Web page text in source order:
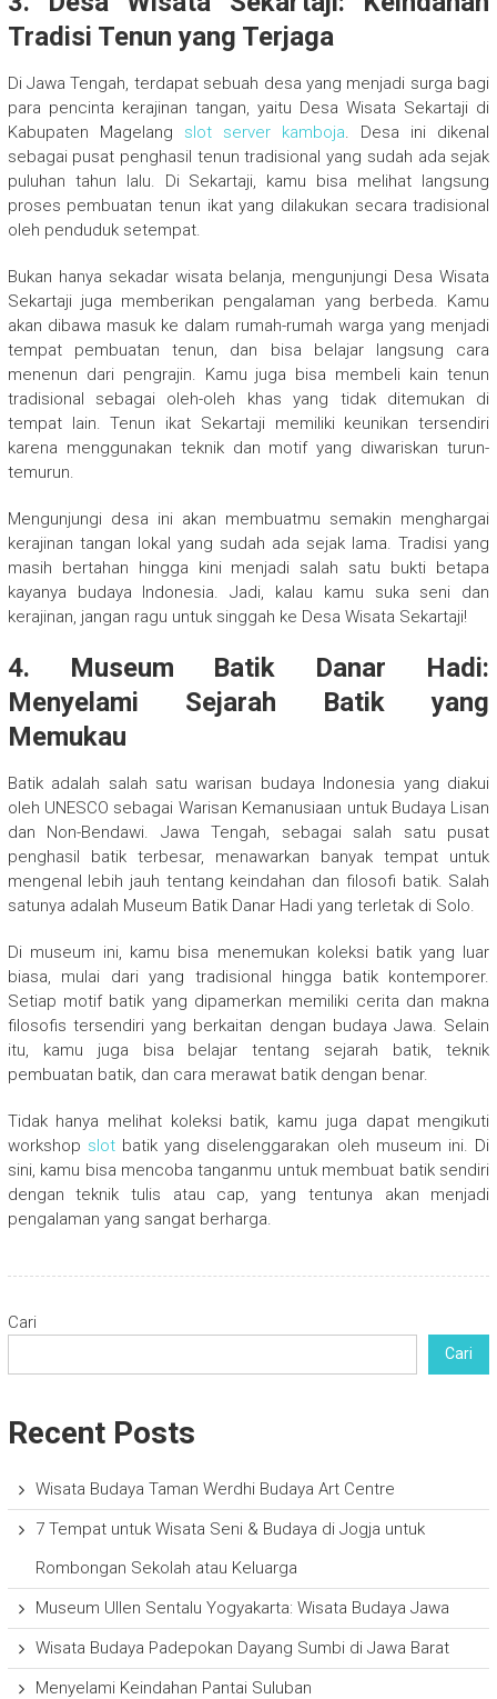
Tradisi Tenun yang Terjaga
Di Jawa Tengah, terdapat sebuah desa yang menjadi surga bagi
para pencinta kerajinan tangan, yaitu Desa Wisata Sekartaji di
Kabupaten Magelang slot server kamboja. Desa ini dikenal
sebagai pusat penghasil tenun tradisional yang sudah ada sejak
puluhan tahun lalu. Di Sekartaji, kamu bisa melihat langsung
proses pembuatan tenun ikat yang dilakukan secara tradisional
oleh penduduk setempat.
Bukan hanya sekadar wisata belanja, mengunjungi Desa Wisata
Sekartaji juga memberikan pengalaman yang berbeda. Kamu
akan dibawa masuk ke dalam rumah-rumah warga yang menjadi
tempat pembuatan tenun, dan bisa belajar langsung cara
menenun dari pengrajin. Kamu juga bisa membeli kain tenun
tradisional sebagai oleh-oleh khas yang tidak ditemukan di
tempat lain. Tenun ikat Sekartaji memiliki keunikan tersendiri
karena menggunakan teknik dan motif yang diwariskan turun-
temurun.
Mengunjungi desa ini akan membuatmu semakin menghargai
kerajinan tangan lokal yang sudah ada sejak lama. Tradisi yang
masih bertahan hingga kini menjadi salah satu bukti betapa
kayanya budaya Indonesia. Jadi, kalau kamu suka seni dan
kerajinan, jangan ragu untuk singgah ke Desa Wisata Sekartaji!
4. Museum Batik Danar Hadi:
Menyelami Sejarah Batik yang
Memukau
Batik adalah salah satu warisan budaya Indonesia yang diakui
oleh UNESCO sebagai Warisan Kemanusiaan untuk Budaya Lisan
dan Non-Bendawi. Jawa Tengah, sebagai salah satu pusat
penghasil batik terbesar, menawarkan banyak tempat untuk
mengenal lebih jauh tentang keindahan dan filosofi batik. Salah
satunya adalah Museum Batik Danar Hadi yang terletak di Solo.
Di museum ini, kamu bisa menemukan koleksi batik yang luar
biasa, mulai dari yang tradisional hingga batik kontemporer.
Setiap motif batik yang dipamerkan memiliki cerita dan makna
filosofis tersendiri yang berkaitan dengan budaya Jawa. Selain
itu, kamu juga bisa belajar tentang sejarah batik, teknik
pembuatan batik, dan cara merawat batik dengan benar.
Tidak hanya melihat koleksi batik, kamu juga dapat mengikuti
workshop slotbatik yang diselenggarakan oleh museum ini. Di
sini, kamu bisa mencoba tanganmu untuk membuat batik sendiri
dengan teknik tulis atau cap, yang tentunya akan menjadi
pengalaman yang sangat berharga.
Cari
Cari
Recent Posts
Wisata Budaya Taman Werdhi Budaya Art Centre
7 Tempat untuk Wisata Seni & Budaya di Jogja untuk
Rombongan Sekolah atau Keluarga
Museum Ullen Sentalu Yogyakarta: Wisata Budaya Jawa
Wisata Budaya Padepokan Dayang Sumbi di Jawa Barat
Menyelami Keindahan Pantai Suluban